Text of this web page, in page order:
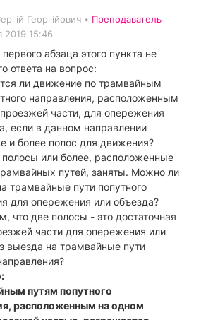
Георгійович • Преподаватель
2019 15:46
абзаца этого пункта не
ответа на вопрос:
ли движение по трамвайным
направления, расположенным
части, для опережения
если в данном направлении
и более полос для движения?
полосы или более, расположенные
путей, заняты. Можно ли
трамвайные пути попутного
для опережения или объезда?
что две полосы - это достаточная
части для опережения или
выезда на трамвайные пути
путям попутного
расположенным на одном